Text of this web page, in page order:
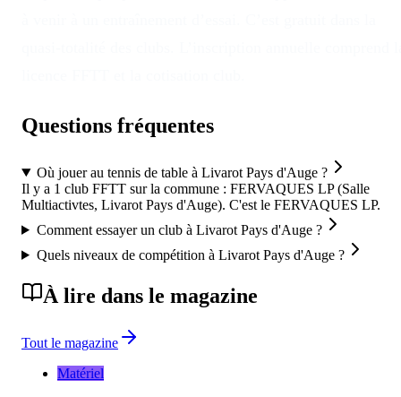
Questions fréquentes
Où jouer au tennis de table à Livarot Pays d'Auge ?
Il y a 1 club FFTT sur la commune : FERVAQUES LP (Salle
Multiactivtes, Livarot Pays d'Auge). C'est le FERVAQUES LP.
Comment essayer un club à Livarot Pays d'Auge ?
Quels niveaux de compétition à Livarot Pays d'Auge ?
À lire dans le magazine
Tout le magazine
Matériel